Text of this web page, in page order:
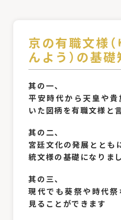
京の有職文様
んよう）の基礎
其の一、
平安時代から天皇や
いた図柄を有職文様と
其の二、
宮廷文化の発展ととも
統文様の基礎になりま
其の三、
現代でも葵祭や時代
見ることができます